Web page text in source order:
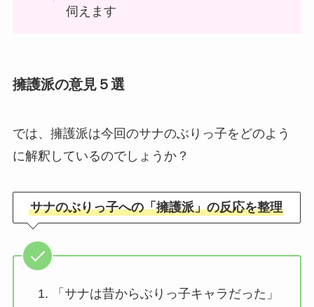
伺えます
擁護派の意見５選
では、擁護派は今回のサナのぶりっ子をどのよう
に解釈しているのでしょうか？
サナのぶりっ子への「擁護派」の反応を整理
「サナは昔からぶりっ子キャラだった」